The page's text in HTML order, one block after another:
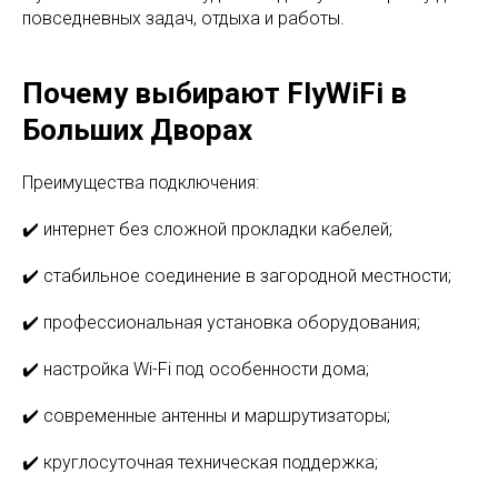
повседневных задач, отдыха и работы.
Почему выбирают FlyWiFi в
Больших Дворах
Преимущества подключения:
✔️ интернет без сложной прокладки кабелей;
✔️ стабильное соединение в загородной местности;
✔️ профессиональная установка оборудования;
✔️ настройка Wi-Fi под особенности дома;
✔️ современные антенны и маршрутизаторы;
✔️ круглосуточная техническая поддержка;